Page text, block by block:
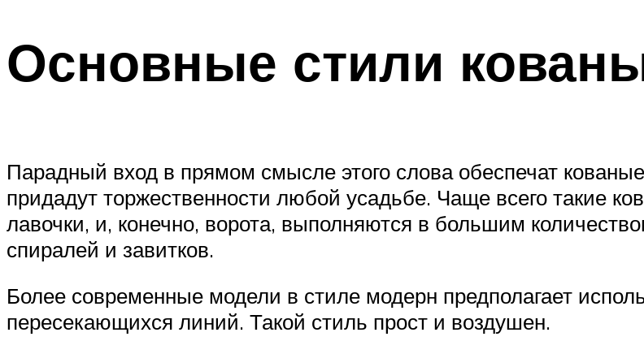
Основные стили
Парадный вход в прямом смысле этого слова обеспечат
придадут торжественности любой усадьбе. Чаще всего такие
лавочки, и, конечно, ворота, выполняются в большим
спиралей и завитков.
Более современные модели в стиле модерн предполагает
пересекающихся линий. Такой стиль прост и воздушен.